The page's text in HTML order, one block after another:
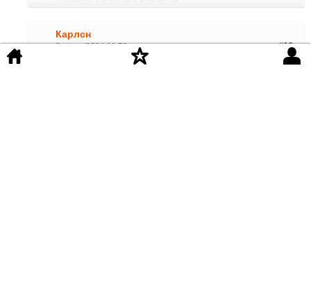
Карлсн
9 июня 2024 11:59 #18
Прорыдала с конце, спасибо за сериал,жду 3 сезон